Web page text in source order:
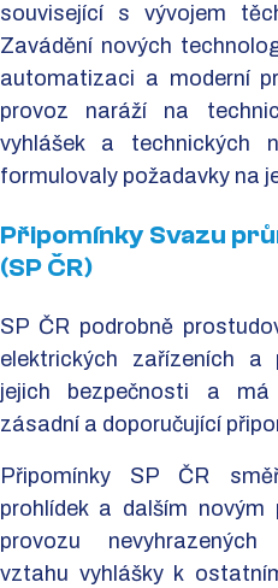
související s vývojem
Zavádění nových
automatizaci a moderní
provoz naráží na
vyhlášek a technických
formulovaly požadavky na
Připomínky Svazu
(SP ČR)
SP ČR podrobně
elektrických zařízeních a
jejich bezpečnosti a má
zásadní a doporučující
Připomínky SP ČR
prohlídek a dalším novým
provozu
vztahu vyhlášky k